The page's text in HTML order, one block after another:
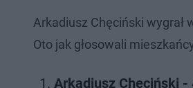
Arkadiusz Chęciński
Oto jak głosowali
Arkadiusz Chęciński -